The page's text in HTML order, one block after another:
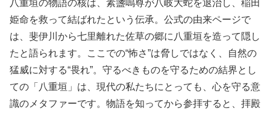
八重垣の物語の核は、素盞嗚尊が八岐大蛇を退治し、稲田
姫命を救って結ばれたという伝承。公式の由来ページで
は、斐伊川から七里離れた佐草の郷に八重垣を造って隠し
たと語られます。ここでの“怖さ”は脅しではなく、自然の
猛威に対する“畏れ”。守るべきものを守るための結界とし
ての「八重垣」は、現代の私たちにとっても、心を守る意
識のメタファーです。物語を知ってから参拝すると、拝殿